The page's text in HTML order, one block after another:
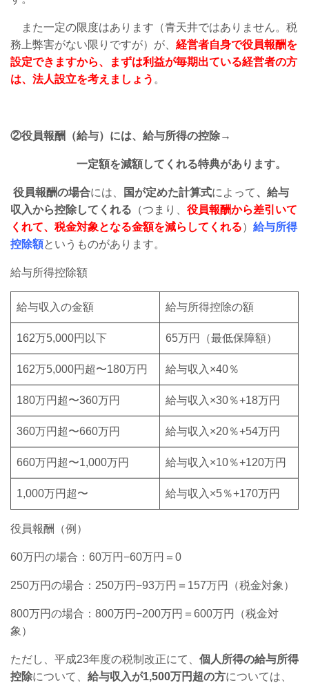
また一定の限度はあります（青天井ではありません。税
務上弊害がない限りですが）が、 経営者自身で役員報酬を
設定できますから、まずは利益が毎期出ている経営者の方
は、法人設立を考えましょう 。
②役員報酬（給与）には、給与所得の控除→
一定額を減額してくれる特典があります。
役員報酬の場合には、 国が定めた計算式によって、給与
収入から控除してくれる （つまり、 役員報酬から差引いて
くれて、税金対象となる金額を減らしてくれる） 給与所得
控除額というものがあります。
給与所得控除額
給与収入の金額 給与所得控除の額
162万5,000円以下 65万円（最低保障額）
162万5,000円超〜180万円 給与収入×40％
180万円超〜360万円 給与収入×30％+18万円
360万円超〜660万円 給与収入×20％+54万円
660万円超〜1,000万円 給与収入×10％+120万円
1,000万円超〜 給与収入×5％+170万円
役員報酬（例）
60万円の場合：60万円−60万円＝0
250万円の場合：250万円−93万円＝157万円（税金対象）
800万円の場合：800万円−200万円＝600万円（税金対
象）
ただし、平成23年度の税制改正にて、 個人所得の給与所得
控除について、 給与収入が1,500万円超の方については、